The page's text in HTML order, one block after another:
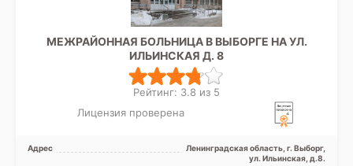
МЕЖРАЙОННАЯ БОЛЬНИЦА В ВЫБОРГЕ НА УЛ.
ИЛЬИНСКАЯ Д. 8
Рейтинг: 3.8 из 5
Лицензия проверена
Адрес
Ленинградская область, г. Выборг,
ул. Ильинская, д.8.